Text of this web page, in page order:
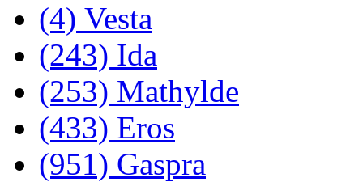
(4) Vesta
(243) Ida
(253) Mathylde
(433) Eros
(951) Gaspra